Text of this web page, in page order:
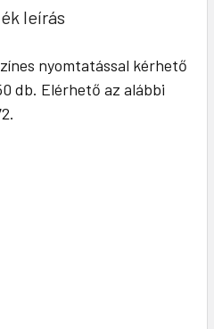
leírás
nyomtatással kérhető
db. Elérhető az alábbi